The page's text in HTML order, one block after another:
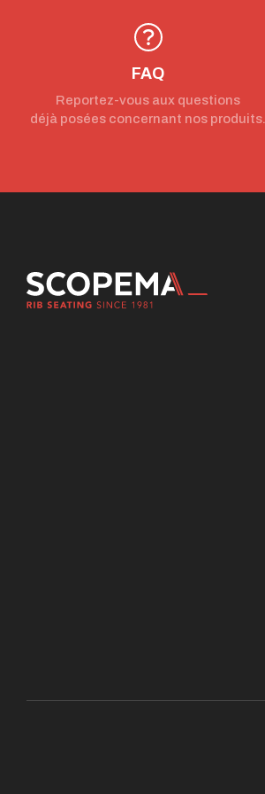
FAQ
Reportez-vous aux questions
déjà posées concernant nos produits.